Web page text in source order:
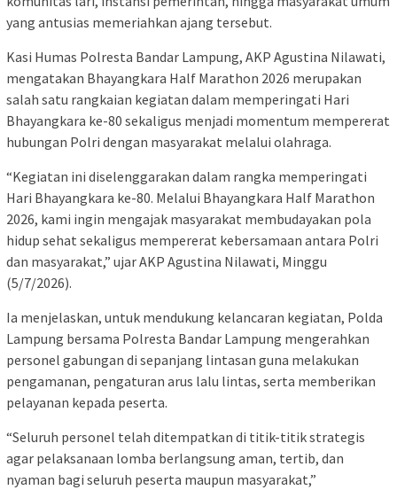
yang antusias memeriahkan ajang tersebut.
Kasi Humas Polresta Bandar Lampung, AKP Agustina Nilawati,
mengatakan Bhayangkara Half Marathon 2026 merupakan
salah satu rangkaian kegiatan dalam memperingati Hari
Bhayangkara ke-80 sekaligus menjadi momentum mempererat
hubungan Polri dengan masyarakat melalui olahraga.
“Kegiatan ini diselenggarakan dalam rangka memperingati
Hari Bhayangkara ke-80. Melalui Bhayangkara Half Marathon
2026, kami ingin mengajak masyarakat membudayakan pola
hidup sehat sekaligus mempererat kebersamaan antara Polri
dan masyarakat,” ujar AKP Agustina Nilawati, Minggu
(5/7/2026).
Ia menjelaskan, untuk mendukung kelancaran kegiatan, Polda
Lampung bersama Polresta Bandar Lampung mengerahkan
personel gabungan di sepanjang lintasan guna melakukan
pengamanan, pengaturan arus lalu lintas, serta memberikan
pelayanan kepada peserta.
“Seluruh personel telah ditempatkan di titik-titik strategis
agar pelaksanaan lomba berlangsung aman, tertib, dan
nyaman bagi seluruh peserta maupun masyarakat,”